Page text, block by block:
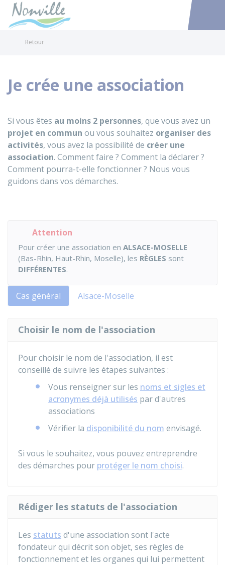
Accéder
Retour
Je crée une association
Si vous êtes au moins 2 personnes, que vous avez un
projet en commun ou vous souhaitez organiser des
activités, vous avez la possibilité de créer une
association. Comment faire ? Comment la déclarer ?
Comment pourra-t-elle fonctionner ? Nous vous
guidons dans vos démarches.
Attention
Pour créer une association en ALSACE-MOSELLE
(Bas-Rhin, Haut-Rhin, Moselle), les RÈGLES sont
DIFFÉRENTES.
Cas général Alsace-Moselle
Choisir le nom de l'association
Pour choisir le nom de l'association, il est
conseillé de suivre les étapes suivantes :
Vous renseigner sur les noms et sigles et
acronymes déjà utilisés par d'autres
associations
Vérifier la disponibilité du nom envisagé.
Si vous le souhaitez, vous pouvez entreprendre
des démarches pour protéger le nom choisi.
Rédiger les statuts de l'association
Les statuts d'une association sont l'acte
fondateur qui décrit son objet, ses règles de
fonctionnement et les organes qui lui permettent